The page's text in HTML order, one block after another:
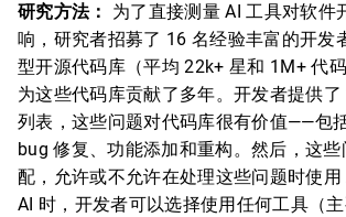
研究方法：
为了直接测量 AI 工具对软件
响，研究者招募了 16 名经验丰富的开发
型开源代码库（平均 22k+ 星和 1M+ 代
为这些代码库贡献了多年。开发者提供
列表，这些问题对代码库很有价值——包
bug 修复、功能添加和重构。然后，这些
配，允许或不允许在处理这些问题时使
AI 时，开发者可以选择使用任何工具（